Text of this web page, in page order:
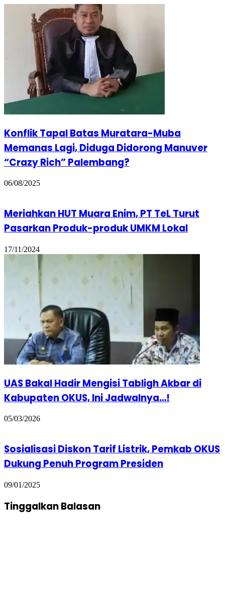
Konflik Tapal Batas Muratara-Muba
Memanas Lagi, Diduga Didorong Manuver
“Crazy Rich” Palembang?
06/08/2025
Meriahkan HUT Muara Enim, PT TeL Turut
Pasarkan Produk-produk UMKM Lokal
17/11/2024
UAS Bakal Hadir Mengisi Tabligh Akbar di
Kabupaten OKUS, Ini Jadwalnya…!
05/03/2026
Sosialisasi Diskon Tarif Listrik, Pemkab OKUS
Dukung Penuh Program Presiden
09/01/2025
Tinggalkan Balasan